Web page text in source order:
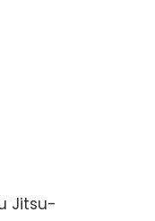
Jitsu-